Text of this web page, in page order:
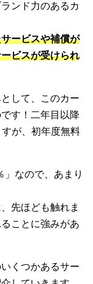
ンド力のあるカ
ービスや補償が
ビスが受けられ
して、このカー
す！二年目以降
が、初年度無料
」なので、あまり
先ほども触れま
ことに強みがあ
くつかあるサー